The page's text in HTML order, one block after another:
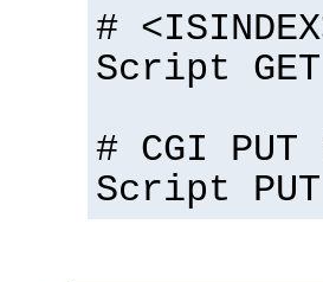
#
Script
# CGI PUT
Script